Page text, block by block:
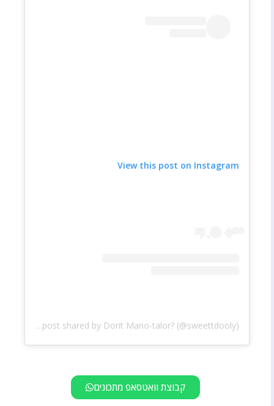
View this post on Instagram
A post shared by Dorit Mano-talor? (@sweettdooly)
קבוצת וואטסאפ מתכונים